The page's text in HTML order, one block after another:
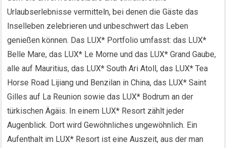
Urlaubserlebnisse vermitteln, bei denen die Gäste das
Inselleben zelebrieren und unbeschwert das Leben
genießen können. Das LUX* Portfolio umfasst: das LUX*
Belle Mare, das LUX* Le Morne und das LUX* Grand Gaube,
alle auf Mauritius, das LUX* South Ari Atoll, das LUX* Tea
Horse Road Lijiang und Benzilan in China, das LUX* Saint
Gilles auf La Reunion sowie das LUX* Bodrum an der
türkischen Ägäis. In einem LUX* Resort zählt jeder
Augenblick. Dort wird Gewöhnliches ungewöhnlich. Ein
Aufenthalt im LUX* Resort ist eine Auszeit, aus der man